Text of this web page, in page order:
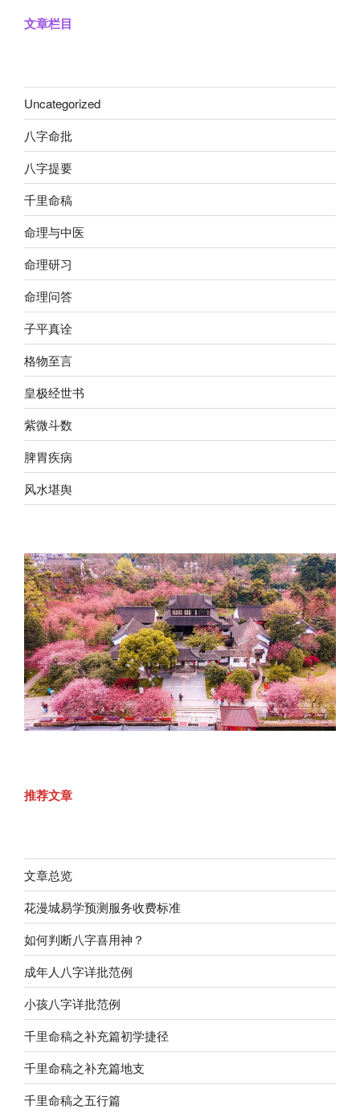
文章栏目
Uncategorized
八字命批
八字提要
千里命稿
命理与中医
命理研习
命理问答
子平真诠
格物至言
皇极经世书
紫微斗数
脾胃疾病
风水堪舆
推荐文章
文章总览
花漫城易学预测服务收费标准
如何判断八字喜用神？
成年人八字详批范例
小孩八字详批范例
千里命稿之补充篇初学捷径
千里命稿之补充篇地支
千里命稿之五行篇